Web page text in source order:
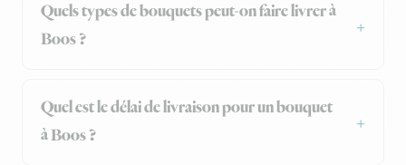
Quels types de bouquets peut-on faire livrer à
Boos ?
Quel est le délai de livraison pour un bouquet
à Boos ?